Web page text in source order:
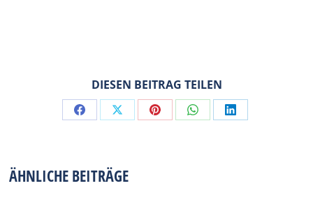
DIESEN BEITRAG TEILEN
Share Share Share Share Share
ÄHNLICHE BEITRÄGE